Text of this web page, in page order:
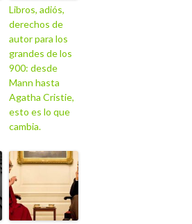
Libros, adiós,
derechos de
autor para los
grandes de los
900: desde
Mann hasta
Agatha Cristie,
esto es lo que
cambia.